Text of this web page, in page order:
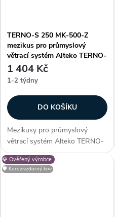
TERNO-S 250 MK-500-Z
mezikus pro průmyslový
větrací systém Alteko TERNO-
S
1 404 Kč
1-2 týdny
DO KOŠÍKU
Mezikusy pro průmyslový
větrací systém Alteko TERNO-
S. Vhodné pro systém řady
TERNO-S 250. Zákazníci často
dokupují...
💎 Ověřený výrobce
🛡️ Korozivzdorný kov